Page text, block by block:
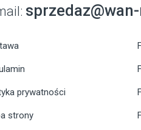
prywatności
strony